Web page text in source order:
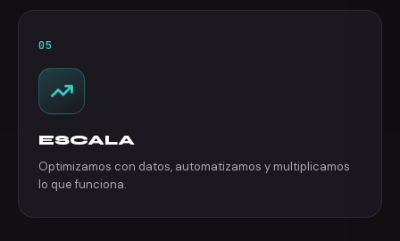
05
ESCALA
Optimizamos con datos, automatizamos y multiplicamos
lo que funciona.